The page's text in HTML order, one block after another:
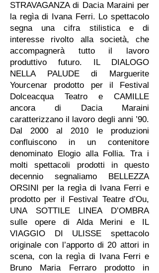
STRAVAGANZA di Dacia Maraini per
la regìa di Ivana Ferri. Lo spettacolo
segna una cifra stilistica e di
interesse rivolto alla società, che
accompagnerà tutto il lavoro
produttivo futuro. IL DIALOGO
NELLA PALUDE di Marguerite
Yourcenar prodotto per il Festival
Dolceacqua Teatro e CAMILLE
ancora di Dacia Maraini
caratterizzano il lavoro degli anni ’90.
Dal 2000 al 2010 le produzioni
confluiscono in un contenitore
denominato Elogio alla Follia. Tra i
molti spettacoli prodotti in questo
decennio segnaliamo BELLEZZA
ORSINI per la regìa di Ivana Ferri e
prodotto per il Festival Teatre d’Ou,
UNA SOTTILE LINEA D’OMBRA
sulle opere di Alda Merini e IL
VIAGGIO DI ULISSE spettacolo
originale con l’apporto di 20 attori in
scena, con la regìa di Ivana Ferri e
Bruno Maria Ferraro prodotto in